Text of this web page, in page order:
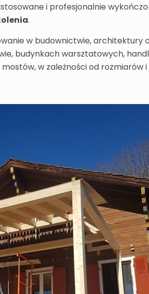
i profesjonalnie
.
w budownictwie, architektury
budynkach warsztatowych,
w zależności od rozmiarów i